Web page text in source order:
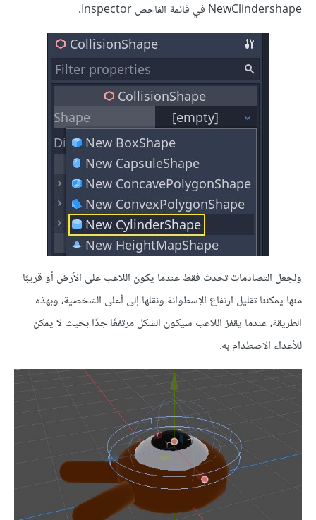
NewClindershape في قائمة الفاحص Inspector.
ولجعل التصادمات تحدث فقط عندما يكون اللاعب على الأرض أو قريبًا
منها يمكننا تقليل ارتفاع الإسطوانة ونقلها إلى أعلى الشخصية، وبهذه
الطريقة، عندما يقفز اللاعب سيكون الشكل مرتفعًا جدًا بحيث لا يمكن
للأعداء الاصطدام به.